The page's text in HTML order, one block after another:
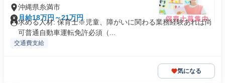
沖縄県糸満市
月給18万円～21万円
求める人材: 保育士※児童、障がいに関わる業務経験あれば尚
可普通自動車運転免許必須（...
交通費支給
気になる